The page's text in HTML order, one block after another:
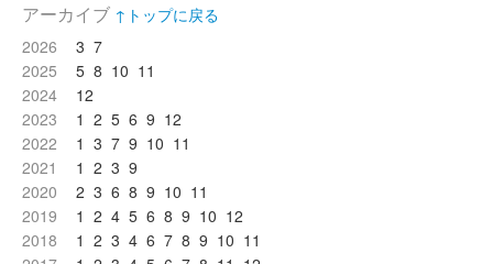
アーカイブ ↑トップに戻る
2026
3 7
2025
5 8 10 11
2024
12
2023
1 2 5 6 9 12
2022
1 3 7 9 10 11
2021
1 2 3 9
2020
2 3 6 8 9 10 11
2019
1 2 4 5 6 8 9 10 12
2018
1 2 3 4 6 7 8 9 10 11